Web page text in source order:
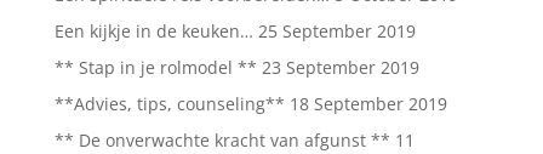
Een kijkje in de keuken… 25 September 2019
** Stap in je rolmodel ** 23 September 2019
**Advies, tips, counseling** 18 September 2019
** De onverwachte kracht van afgunst ** 11